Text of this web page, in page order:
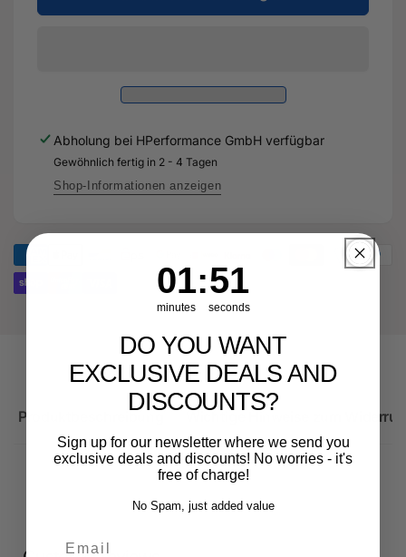
Hinterachsgetriebe
010
Original
Ersatzteil
für
für
525
010
-
Original
Ersatzteil
Abholung bei HPerformance GmbH verfügbar
Gewöhnlich fertig in 2 - 4 Tagen
Shop-Informationen anzeigen
Produktbeschreibung Wichtige Hinweise zum
Countdown ends in:
1
01
minutes
: 50
50
seconds
DO YOU WANT
EXCLUSIVE DEALS AND
DISCOUNTS?
Sign up for our newsletter where we send you
exclusive deals and discounts! No worries - it's
free of charge!
No Spam, just added value